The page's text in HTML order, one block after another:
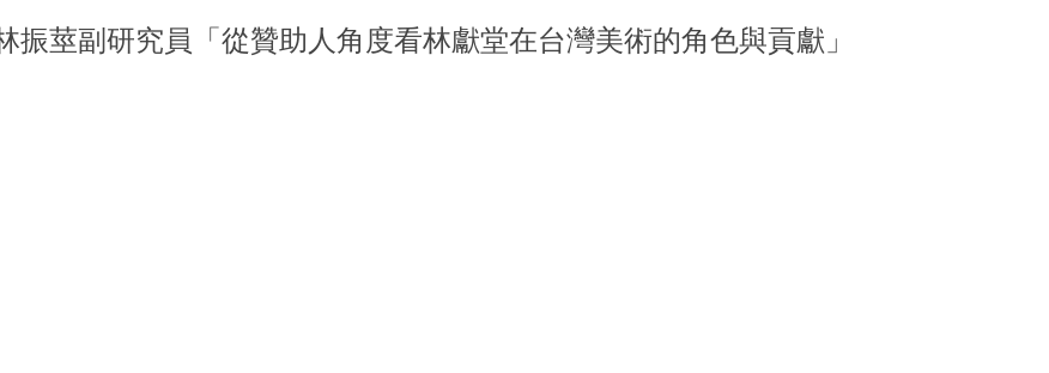
莖副研究員「從贊助人角度看林獻堂在台灣美術的角色與貢獻」